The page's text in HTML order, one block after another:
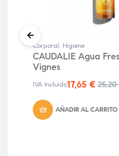
Corporal , Higiene
CAUDALIE Agua
Vignes
25,20
17,65 €
IVA Incluido
AÑADIR AL CARRITO